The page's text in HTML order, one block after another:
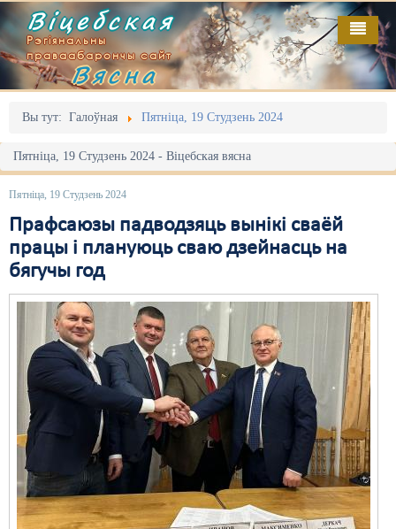
Віцебская
Рэгіянальны
праваабарончы сайт
Вясна
Вы тут: Галоўная Пятніца, 19 Студзень 2024
Пятніца, 19 Студзень 2024 - Віцебская вясна
Пятніца, 19 Студзень 2024
Прафсаюзы падводзяць вынікі сваёй
працы і плануюць сваю дзейнасць на
бягучы год
Галоўная
Адміністрацыйны перасьлед
Акцыі
Выбары
Грамадзянскія ініцыятывы
Дзяржава
Дыскрымінацыя
Затрыманьні
Карная псыхіятрыя
КПЧ ААН
Культурныя правы
ЛПП
Выданьні
Відэа
Пра нас
RSS